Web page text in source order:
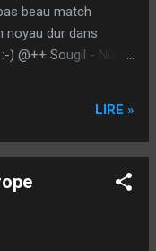
morfondre... Il
pour me sortir de la
donc allé à
beau match
noyau dur dans
@++ Sougil - Nul
LIRE »